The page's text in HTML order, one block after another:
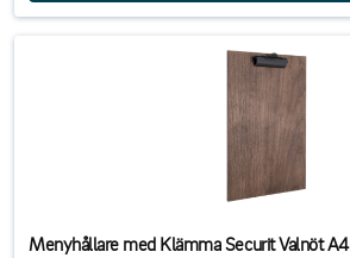
Menyhållare med Klämma Securit Valnöt A4